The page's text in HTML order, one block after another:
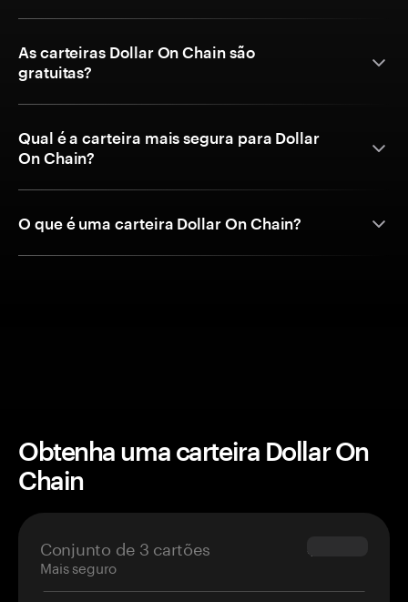
As carteiras Dollar On Chain são
gratuitas?
Qual é a carteira mais segura para Dollar
On Chain?
O que é uma carteira Dollar On Chain?
Obtenha uma carteira Dollar On
Chain
Conjunto de 3 cartões
Mais seguro
$69.90